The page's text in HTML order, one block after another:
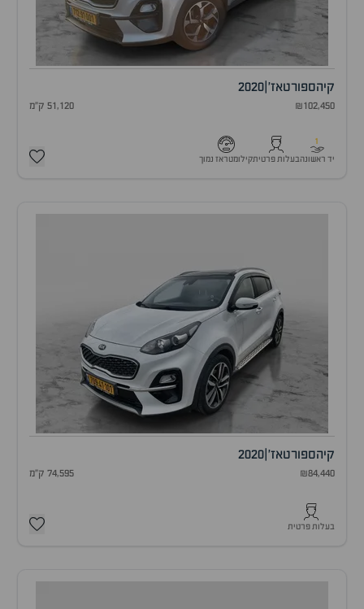
קיהספורטאז' 2020
₪102,450 51,120 ק"מ
1
יד ראשונהבעלות פרטיתקילומטראז נמוך
קיהספורטאז' 2020
₪84,440 74,595 ק"מ
בעלות פרטית